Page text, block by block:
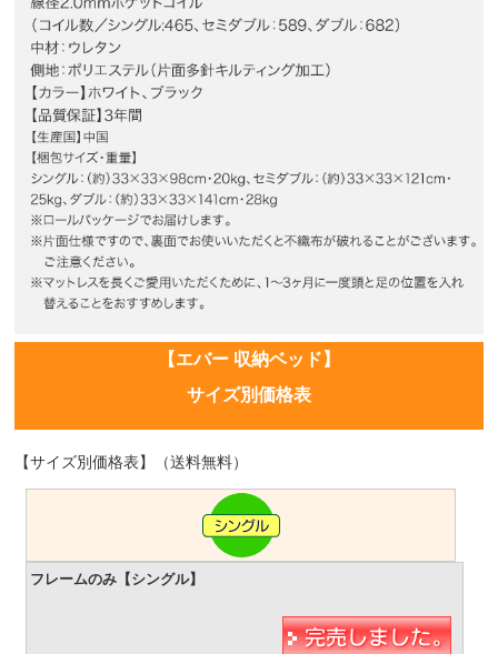
【エバー 収納ベッド】
サイズ別価格表
【サイズ別価格表】（送料無料）